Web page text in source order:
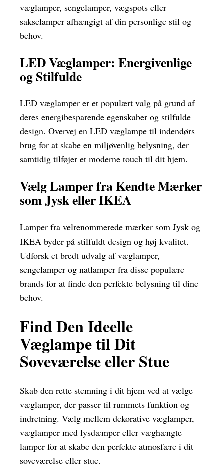
væglamper, sengelamper, vægspots eller
sakselamper afhængigt af din personlige stil og
behov.
LED Væglamper: Energivenlige
og Stilfulde
LED væglamper er et populært valg på grund af
deres energibesparende egenskaber og stilfulde
design. Overvej en LED væglampe til indendørs
brug for at skabe en miljøvenlig belysning, der
samtidig tilføjer et moderne touch til dit hjem.
Vælg Lamper fra Kendte Mærker
som Jysk eller IKEA
Lamper fra velrenommerede mærker som Jysk og
IKEA byder på stilfuldt design og høj kvalitet.
Udforsk et bredt udvalg af væglamper,
sengelamper og natlamper fra disse populære
brands for at finde den perfekte belysning til dine
behov.
Find Den Ideelle
Væglampe til Dit
Soveværelse eller Stue
Skab den rette stemning i dit hjem ved at vælge
væglamper, der passer til rummets funktion og
indretning. Vælg mellem dekorative væglamper,
væglamper med lysdæmper eller væghængte
lamper for at skabe den perfekte atmosfære i dit
soveværelse eller stue.